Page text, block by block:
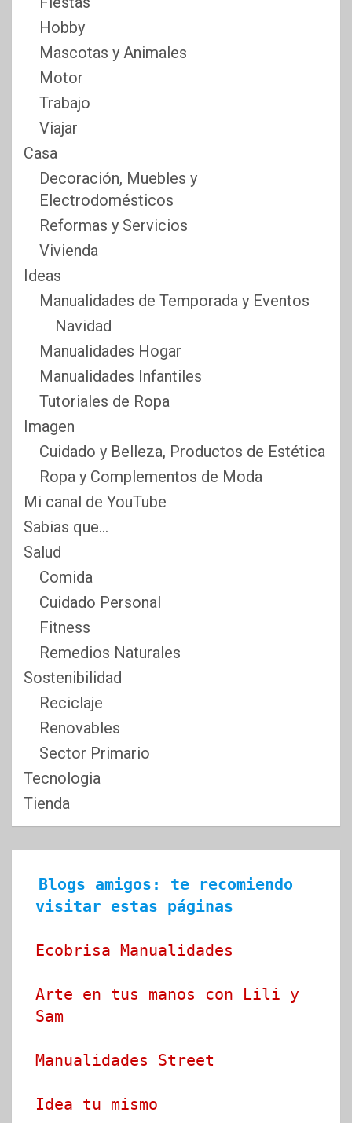
Hobby
Mascotas y Animales
Motor
Trabajo
Viajar
Casa
Decoración, Muebles y
Electrodomésticos
Reformas y Servicios
Vivienda
Ideas
Manualidades de Temporada y Eventos
Navidad
Manualidades Hogar
Manualidades Infantiles
Tutoriales de Ropa
Imagen
Cuidado y Belleza, Productos de Estética
Ropa y Complementos de Moda
Mi canal de YouTube
Sabias que…
Salud
Comida
Cuidado Personal
Fitness
Remedios Naturales
Sostenibilidad
Reciclaje
Renovables
Sector Primario
Tecnologia
Tienda
Blogs amigos: te recomiendo
visitar estas páginas
Ecobrisa Manualidades
Arte en tus manos con Lili y
Sam
Manualidades Street
Idea tu mismo